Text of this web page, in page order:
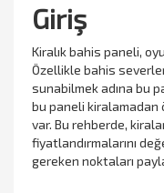
Giriş
Kiralık bahis paneli,
Özellikle bahis
sunabilmek adına bu
bu paneli kiralamadan
var. Bu rehberde,
fiyatlandırmalarını
gereken noktaları